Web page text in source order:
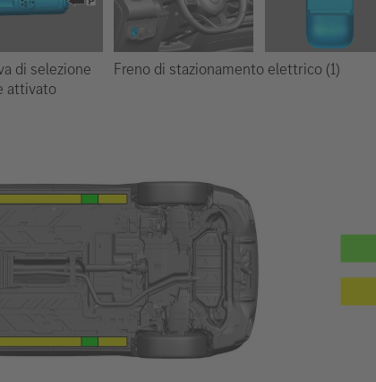
di selezione
attivato
Freno di stazionamento elettrico (1)